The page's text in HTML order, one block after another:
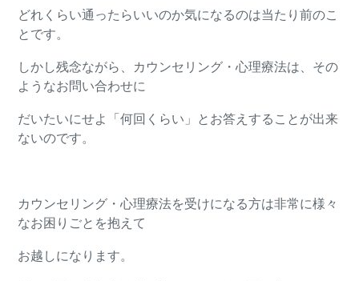
どれくらい通ったらいいのか気になるのは当たり前のこ
とです。
しかし残念ながら、カウンセリング・心理療法は、その
ようなお問い合わせに
だいたいにせよ「何回くらい」とお答えすることが出来
ないのです。
カウンセリング・心理療法を受けになる方は非常に様々
なお困りごとを抱えて
お越しになります。